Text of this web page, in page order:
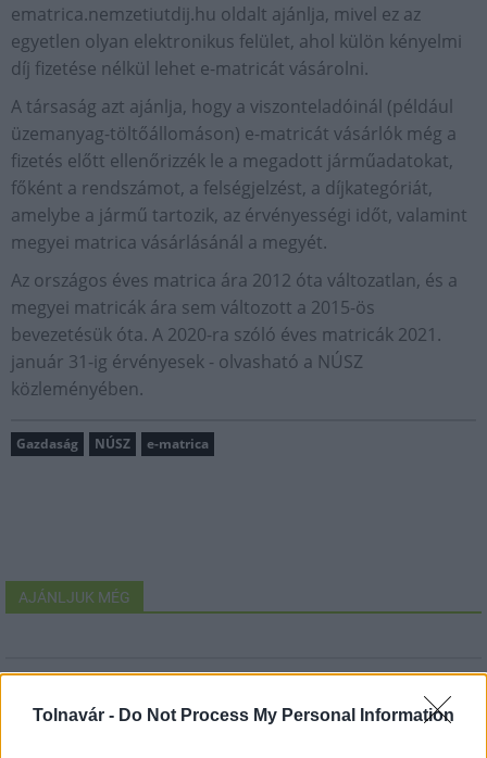
Tolnavár - Do Not Process My Personal Information
ematrica.nemzetiutdij.hu oldalt ajánlja, mivel ez az
egyetlen olyan elektronikus felület, ahol külön kényelmi
díj fizetése nélkül lehet e-matricát vásárolni.
A társaság azt ajánlja, hogy a viszonteladóinál (például
üzemanyag-töltőállomáson) e-matricát vásárlók még a
fizetés előtt ellenőrizzék le a megadott járműadatokat,
főként a rendszámot, a felségjelzést, a díjkategóriát,
amelybe a jármű tartozik, az érvényességi időt, valamint
megyei matrica vásárlásánál a megyét.
Az országos éves matrica ára 2012 óta változatlan, és a
megyei matricák ára sem változott a 2015-ös
bevezetésük óta. A 2020-ra szóló éves matricák 2021.
január 31-ig érvényesek - olvasható a NÚSZ
közleményében.
Gazdaság NÚSZ e-matrica
AJÁNLJUK MÉG